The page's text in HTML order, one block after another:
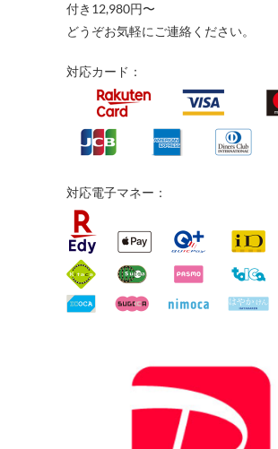
付き12,980円〜
どうぞお気軽にご連絡ください。
対応カード：
対応電子マネー：